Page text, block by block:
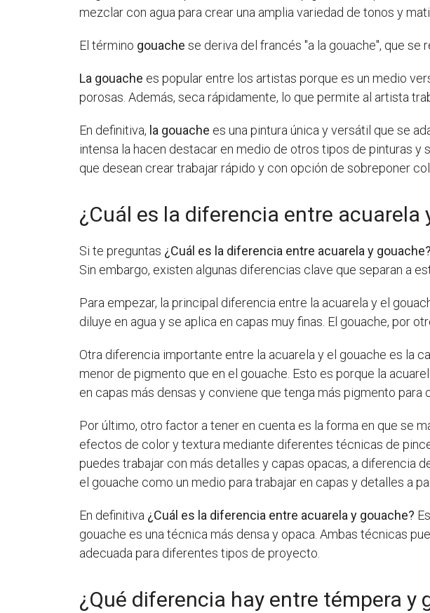
mezclar con agua para crear una amplia variedad de tonos y
El término gouache se deriva del francés "a la gouache", que se
La gouache es popular entre los artistas porque es un medio
porosas. Además, seca rápidamente, lo que permite al artista
En definitiva, la gouache es una pintura única y versátil que se
intensa la hacen destacar en medio de otros tipos de pinturas
que desean crear trabajar rápido y con opción de sobreponer
¿Cuál es la diferencia entre acuarela
Si te preguntas ¿Cuál es la diferencia entre acuarela y
Sin embargo, existen algunas diferencias clave que separan a
Para empezar, la principal diferencia entre la acuarela y el
diluye en agua y se aplica en capas muy finas. El gouache, por
Otra diferencia importante entre la acuarela y el gouache es la
menor de pigmento que en el gouache. Esto es porque la
en capas más densas y conviene que tenga más pigmento para
Por último, otro factor a tener en cuenta es la forma en que se
efectos de color y textura mediante diferentes técnicas de
puedes trabajar con más detalles y capas opacas, a diferencia
el gouache como un medio para trabajar en capas y detalles a
En definitiva ¿Cuál es la diferencia entre acuarela y gouache?
gouache es una técnica más densa y opaca. Ambas técnicas
adecuada para diferentes tipos de proyecto.
¿Qué diferencia hay entre témpera y